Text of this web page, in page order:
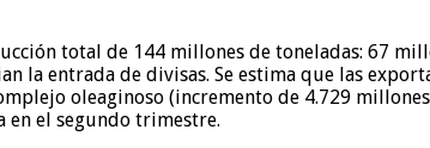
total de 144 millones de toneladas: 67
la entrada de divisas. Se estima que las
oleaginoso (incremento de 4.729
en el segundo trimestre.